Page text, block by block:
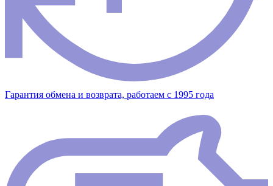
Гарантия обмена и возврата, работаем с 1995 года